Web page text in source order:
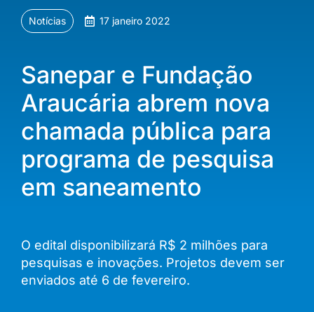
Notícias 17 janeiro 2022
Sanepar e Fundação
Araucária abrem nova
chamada pública para
programa de pesquisa
em saneamento
O edital disponibilizará R$ 2 milhões para
pesquisas e inovações. Projetos devem ser
enviados até 6 de fevereiro.